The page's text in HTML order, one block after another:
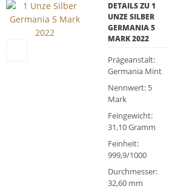
DETAILS ZU 1
UNZE SILBER
GERMANIA 5
MARK 2022
Prägeanstalt:
Germania Mint
Nennwert: 5
Mark
Feingewicht:
31,10 Gramm
Feinheit:
999,9/1000
Durchmesser:
32,60 mm